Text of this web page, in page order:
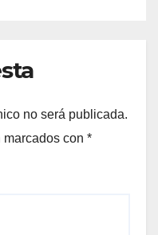
no será publicada.
marcados con *